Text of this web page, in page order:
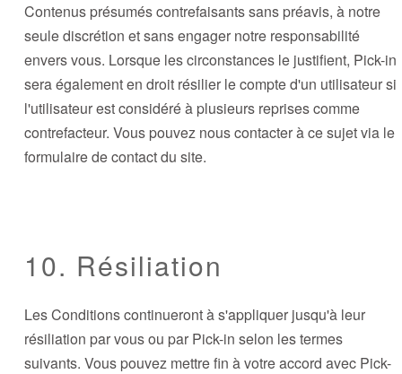
Contenus présumés contrefaisants sans préavis, à notre
seule discrétion et sans engager notre responsabilité
envers vous. Lorsque les circonstances le justifient, Pick-in
sera également en droit résilier le compte d'un utilisateur si
l'utilisateur est considéré à plusieurs reprises comme
contrefacteur. Vous pouvez nous contacter à ce sujet via le
formulaire de contact du site.
10. Résiliation
Les Conditions continueront à s'appliquer jusqu'à leur
résiliation par vous ou par Pick-in selon les termes
suivants. Vous pouvez mettre fin à votre accord avec Pick-